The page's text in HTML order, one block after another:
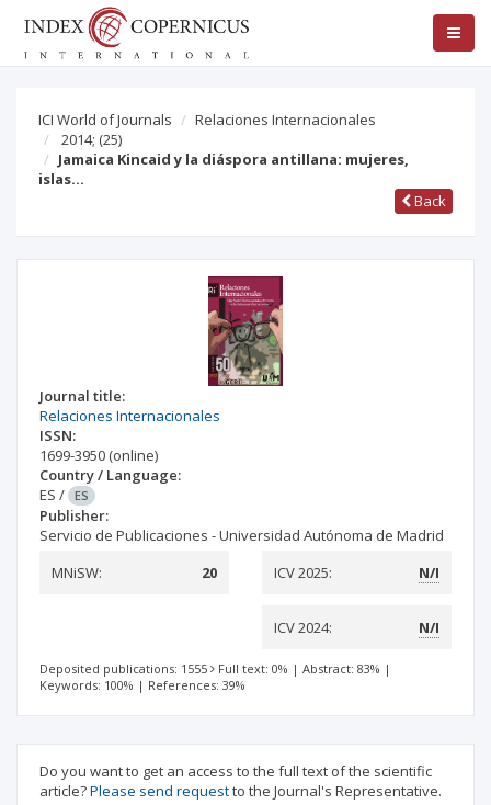
ICI World of Journals
Relaciones Internacionales
2014; (25)
Jamaica Kincaid y la diáspora antillana: mujeres,
islas…
Back
Journal title:
Relaciones Internacionales
ISSN:
1699-3950 (online)
Country / Language:
ES / ES
Publisher:
Servicio de Publicaciones - Universidad Autónoma de Madrid
MNiSW:
20 ICV 2025: N/I
ICV 2024: N/I
Deposited publications: 1555 Full text: 0% | Abstract: 83% |
Keywords: 100% | References: 39%
Do you want to get an access to the full text of the scientific
article?Please send requestto the Journal's Representative.